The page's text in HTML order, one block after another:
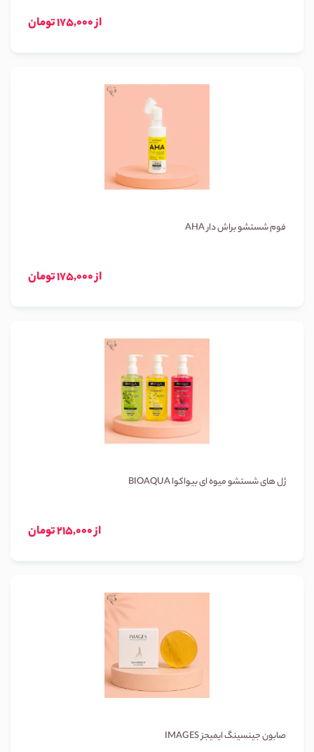
از 175,000 تومان
فوم شستشو براش دار AHA
از 175,000 تومان
ژل های شستشو میوه ای بیواکوا BIOAQUA
از 215,000 تومان
صابون جینسینگ ایمیجز IMAGES